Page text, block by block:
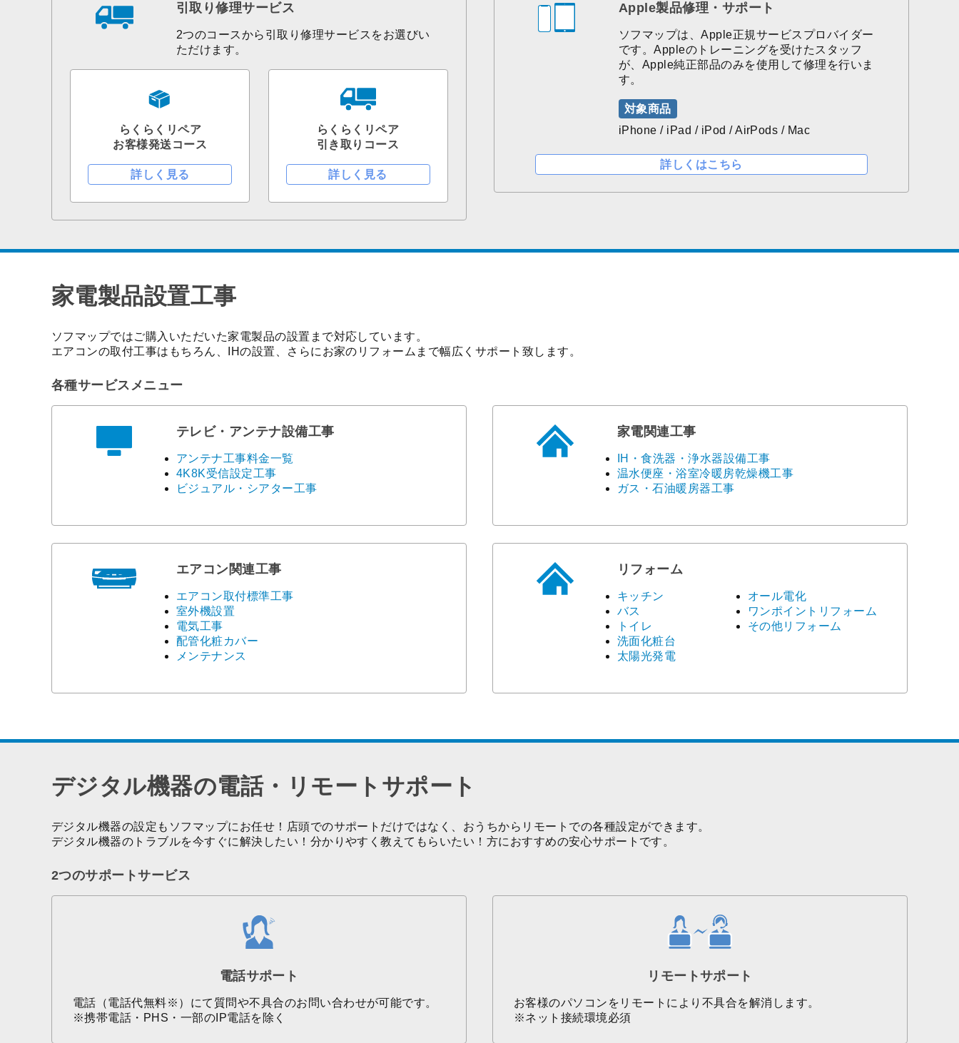
引取り修理サービス
2つのコースから引取り修理サービスをお選びい
ただけます。
らくらくリペア
お客様発送コース
詳しく見る
らくらくリペア
引き取りコース
詳しく見る
Apple製品修理・サポート
ソフマップは、Apple正規サービスプロバイダー
です。Appleのトレーニングを受けたスタッフ
が、Apple純正部品のみを使用して修理を行いま
す。
対象商品
iPhone / iPad / iPod / AirPods / Mac
詳しくはこちら
家電製品設置工事
ソフマップではご購入いただいた家電製品の設置まで対応しています。
エアコンの取付工事はもちろん、IHの設置、さらにお家のリフォームまで幅広くサポート致します。
各種サービスメニュー
テレビ・アンテナ設備工事
アンテナ工事料金一覧
4K8K受信設定工事
ビジュアル・シアター工事
家電関連工事
IH・食洗器・浄水器設備工事
温水便座・浴室冷暖房乾燥機工事
ガス・石油暖房器工事
エアコン関連工事
エアコン取付標準工事
室外機設置
電気工事
配管化粧カバー
メンテナンス
リフォーム
キッチン
バス
トイレ
洗面化粧台
太陽光発電
オール電化
ワンポイントリフォーム
その他リフォーム
デジタル機器の電話・リモートサポート
デジタル機器の設定もソフマップにお任せ！店頭でのサポートだけではなく、おうちからリモートでの各種設定ができます。
デジタル機器のトラブルを今すぐに解決したい！分かりやすく教えてもらいたい！方におすすめの安心サポートです。
2つのサポートサービス
電話サポート
電話（電話代無料※）にて質問や不具合のお問い合わせが可能です。
※携帯電話・PHS・一部のIP電話を除く
リモートサポート
お客様のパソコンをリモートにより不具合を解消します。
※ネット接続環境必須